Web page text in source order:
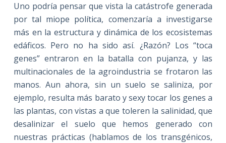
Uno podría pensar que vista la catástrofe generada
por tal miope política, comenzaría a investigarse
más en la estructura y dinámica de los ecosistemas
edáficos. Pero no ha sido así. ¿Razón? Los “toca
genes” entraron en la batalla con pujanza, y las
multinacionales de la agroindustria se frotaron las
manos. Aun ahora, sin un suelo se saliniza, por
ejemplo, resulta más barato y sexy tocar los genes a
las plantas, con vistas a que toleren la salinidad, que
desalinizar el suelo que hemos generado con
nuestras prácticas (hablamos de los transgénicos,